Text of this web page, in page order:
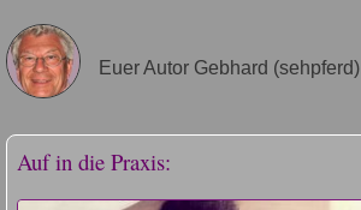
Euer Autor Gebhard (sehpferd)
Auf in die Praxis: